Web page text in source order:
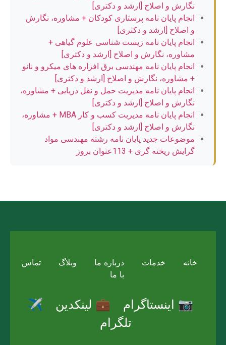
نگارش و اصلاح [ارشد و دکتری]
انجام پایان نامه پرستاری کودکان + مشاوره، نگارش
و اصلاح [ارشد و دکتری]
انجام پایان نامه زیست شناسی علوم گیاهی +
مشاوره، نگارش و اصلاح [ارشد و دکتری]
انجام پایان نامه مهندسی برق افزاره های میکرو و نانو
+ مشاوره، نگارش و اصلاح [ارشد و دکتری]
انجام پایان نامه مدیریت حمل و نقل دریایی + مشاوره،
نگارش و اصلاح [ارشد و دکتری]
انجام پایان نامه مدیریت کسب و کار MBA + مشاوره،
نگارش و اصلاح [ارشد و دکتری]
موضوعات جدید پایان نامه رشته مهندسی مواد
گرایش ریخته گری + 113عنوان بروز
خانه خدمات درباره ما وبلاگ
تماس
با ما
📷 اینستاگرام 💼 لینکدین
✈️
تلگرام